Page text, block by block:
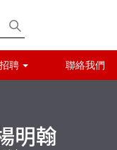
聘 聯絡我們
明翰